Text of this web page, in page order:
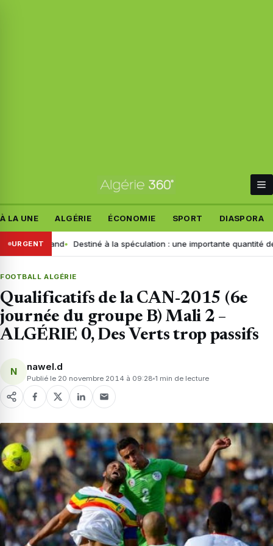
À LA UNE ALGÉRIE ÉCONOMIE SPORT DIASPORA
URGENTDestiné à la spéculation : une importante quantité de ce
FOOTBALL ALGÉRIE
Qualificatifs de la CAN-2015 (6e
journée du groupe B) Mali 2 –
ALGÉRIE 0, Des Verts trop passifs
N nawel.d
Publié le 20 novembre 2014 à 09:28 1 min de lecture